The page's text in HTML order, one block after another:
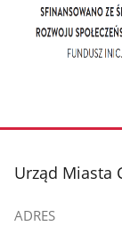
stopka
Urząd Miasta
ADRES